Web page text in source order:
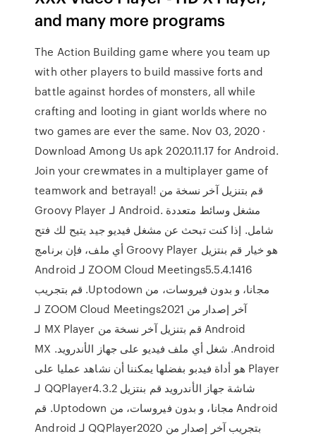
and many more programs
The Action Building game where you team up
with other players to build massive forts and
battle against hordes of monsters, all while
crafting and looting in giant worlds where no
two games are ever the same. Nov 03, 2020 ·
Download Among Us apk 2020.11.17 for Android.
Join your crewmates in a multiplayer game of
teamwork and betrayal! قم بتنزيل آخر نسخة من
Groovy Player لـ Android. مشغل وسائط متعددة
شامل. إذا كنت تبحث عن مشغل فيديو جيد يتيح لك فتح
أي ملف، فإن برنامج Groovy Player هو خيار ‫قم بنتزيل
ZOOM Cloud Meetings5.5.4.1416 لـ Android
مجانا، و بدون فيروسات، من Uptodown. قم بتجريب
آخر إصدار من ZOOM Cloud Meetings2021 لـ
Android قم بتنزيل آخر نسخة من MX Player لـ
Android. شغل أي ملف فيديو على جهاز الأندرويد. MX
Player هو أداة فيدبو بفضلها يمكننا أن نشاهد عمليا على
شاشة جهاز الأندرويد ‫قم بنتزيل QQPlayer4.3.2 لـ
Android مجانا، و بدون فيروسات، من Uptodown. قم
بتجريب آخر إصدار من QQPlayer2020 لـ Android